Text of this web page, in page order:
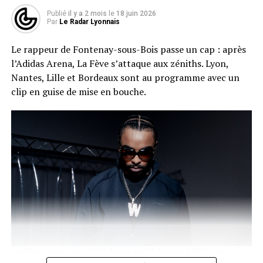
classique de Dalida sorti en 1983n est disponible depuis
le 17 juin.
Révélée en 2002 en remportant la première saison de
Star Academy, Jenifer a depuis construit une carrière
régulière dans la pop française alternant albums,
tournées et passage par le rôle de coach dans The Voice
Sur scène, on s’attend à retrouver les titres de son
nouvel album mais également ses classiques commeAu
Tourner ma page
d’autres…
Les préventes Ticketmaster ouvrent aujourd’hui à 12h,
la billetterie générale ouvrira lundi.
Publié il y a 2 mois le 18 juin 2026
Par Le Radar Lyonnais
Le rappeur de Fontenay-sous-Bois passe un cap : après
l’Adidas Arena, La Fève s’attaque aux zéniths. Lyon,
Nantes, Lille et Bordeaux sont au programme avec un
clip en guise de mise en bouche.